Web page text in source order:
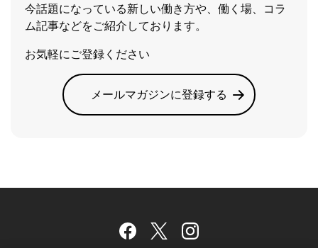
今話題になっている新しい働き方や、働く場、コラ
ム記事などをご紹介しております。
お気軽にご登録ください
メールマガジンに登録する
Facebook
TwitterInstagram